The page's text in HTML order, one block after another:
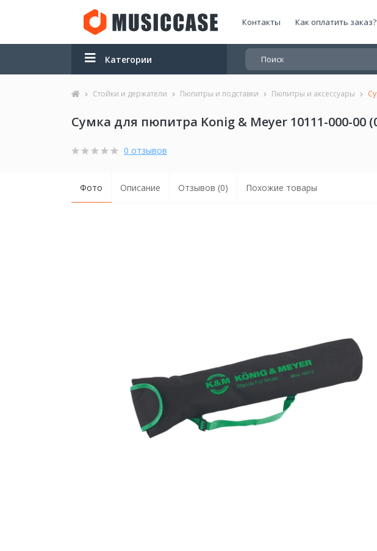
Контакты Как оплатить заказ?
Категории
Стойки и держатели Пюпитры и подставки Пюпитры и аксессуары
Сумка для пюпитра Konig & Meyer 10111-000-00
0 отзывов
Фото Описание Отзывов (0) Похожие товары